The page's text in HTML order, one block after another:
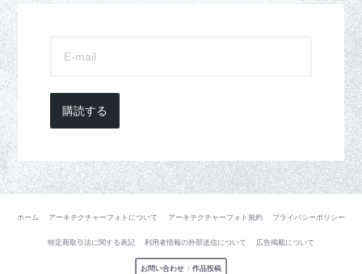
購読する
ホーム アーキテクチャーフォトについて アーキテクチャーフォト規約 プライバシーポリシー
特定商取引法に関する表記 利用者情報の外部送信について 広告掲載について
お問い合わせ / 作品投稿